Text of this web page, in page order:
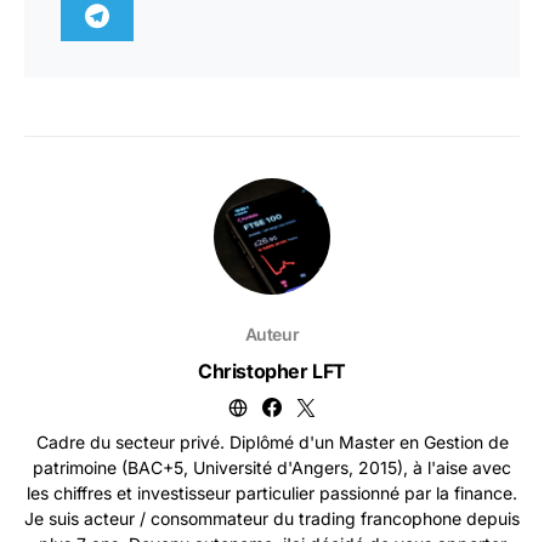
Auteur
Christopher LFT
Cadre du secteur privé. Diplômé d'un Master en Gestion de
patrimoine (BAC+5, Université d'Angers, 2015), à l'aise avec
les chiffres et investisseur particulier passionné par la finance.
Je suis acteur / consommateur du trading francophone depuis